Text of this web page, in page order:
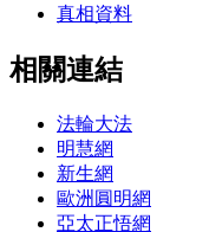
真相資料
相關連結
法輪大法
明慧網
新生網
歐洲圓明網
亞太正悟網